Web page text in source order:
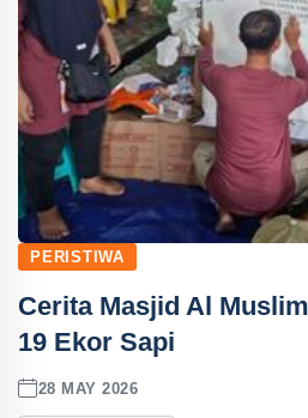
PERISTIWA
Cerita Masjid Al
19 Ekor Sapi
28 MAY 2026